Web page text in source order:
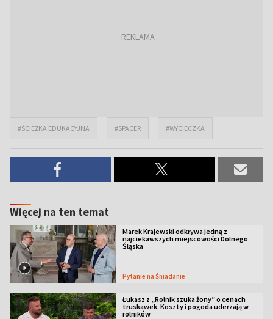
#ŚCIEŻKA EDUKACYJNA #SPACER #WYCIECZKA
Więcej na ten temat
Marek Krajewski odkrywa jedną z
najciekawszych miejscowości Dolnego
Śląska
Pytanie na Śniadanie
Łukasz z „Rolnik szuka żony” o cenach
truskawek. Koszty i pogoda uderzają w
rolników